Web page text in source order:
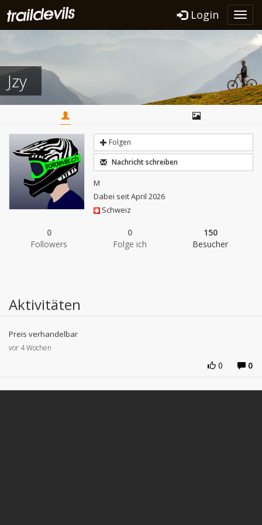
Login
Jzy
Folgen
Nachricht schreiben
M
Dabei seit April 2026
Schweiz
0
Followers
0
Folge ich
150
Besucher
Aktivitäten
Preis verhandelbar
vor 4 Wochen
0 0